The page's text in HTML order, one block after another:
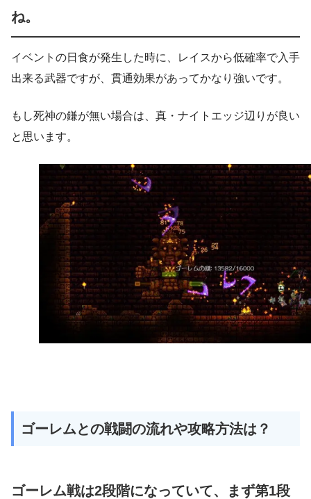
ね。
イベントの日食が発生した時に、レイスから低確率で入手
出来る武器ですが、貫通効果があってかなり強いです。
もし死神の鎌が無い場合は、真・ナイトエッジ辺りが良い
と思います。
ゴーレムとの戦闘の流れや攻略方法は？
ゴーレム戦は2段階になっていて、まず第1段